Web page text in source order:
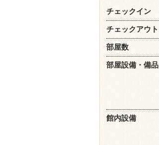
チェックイン
チェックアウト
部屋数
部屋設備・備品
館内設備